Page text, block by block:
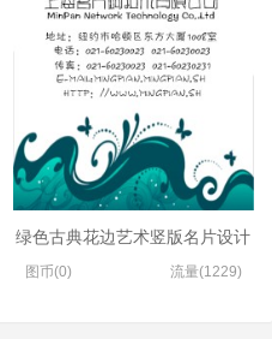
绿色古典花边艺术竖版名片设计
图币(0) 流量(1229)